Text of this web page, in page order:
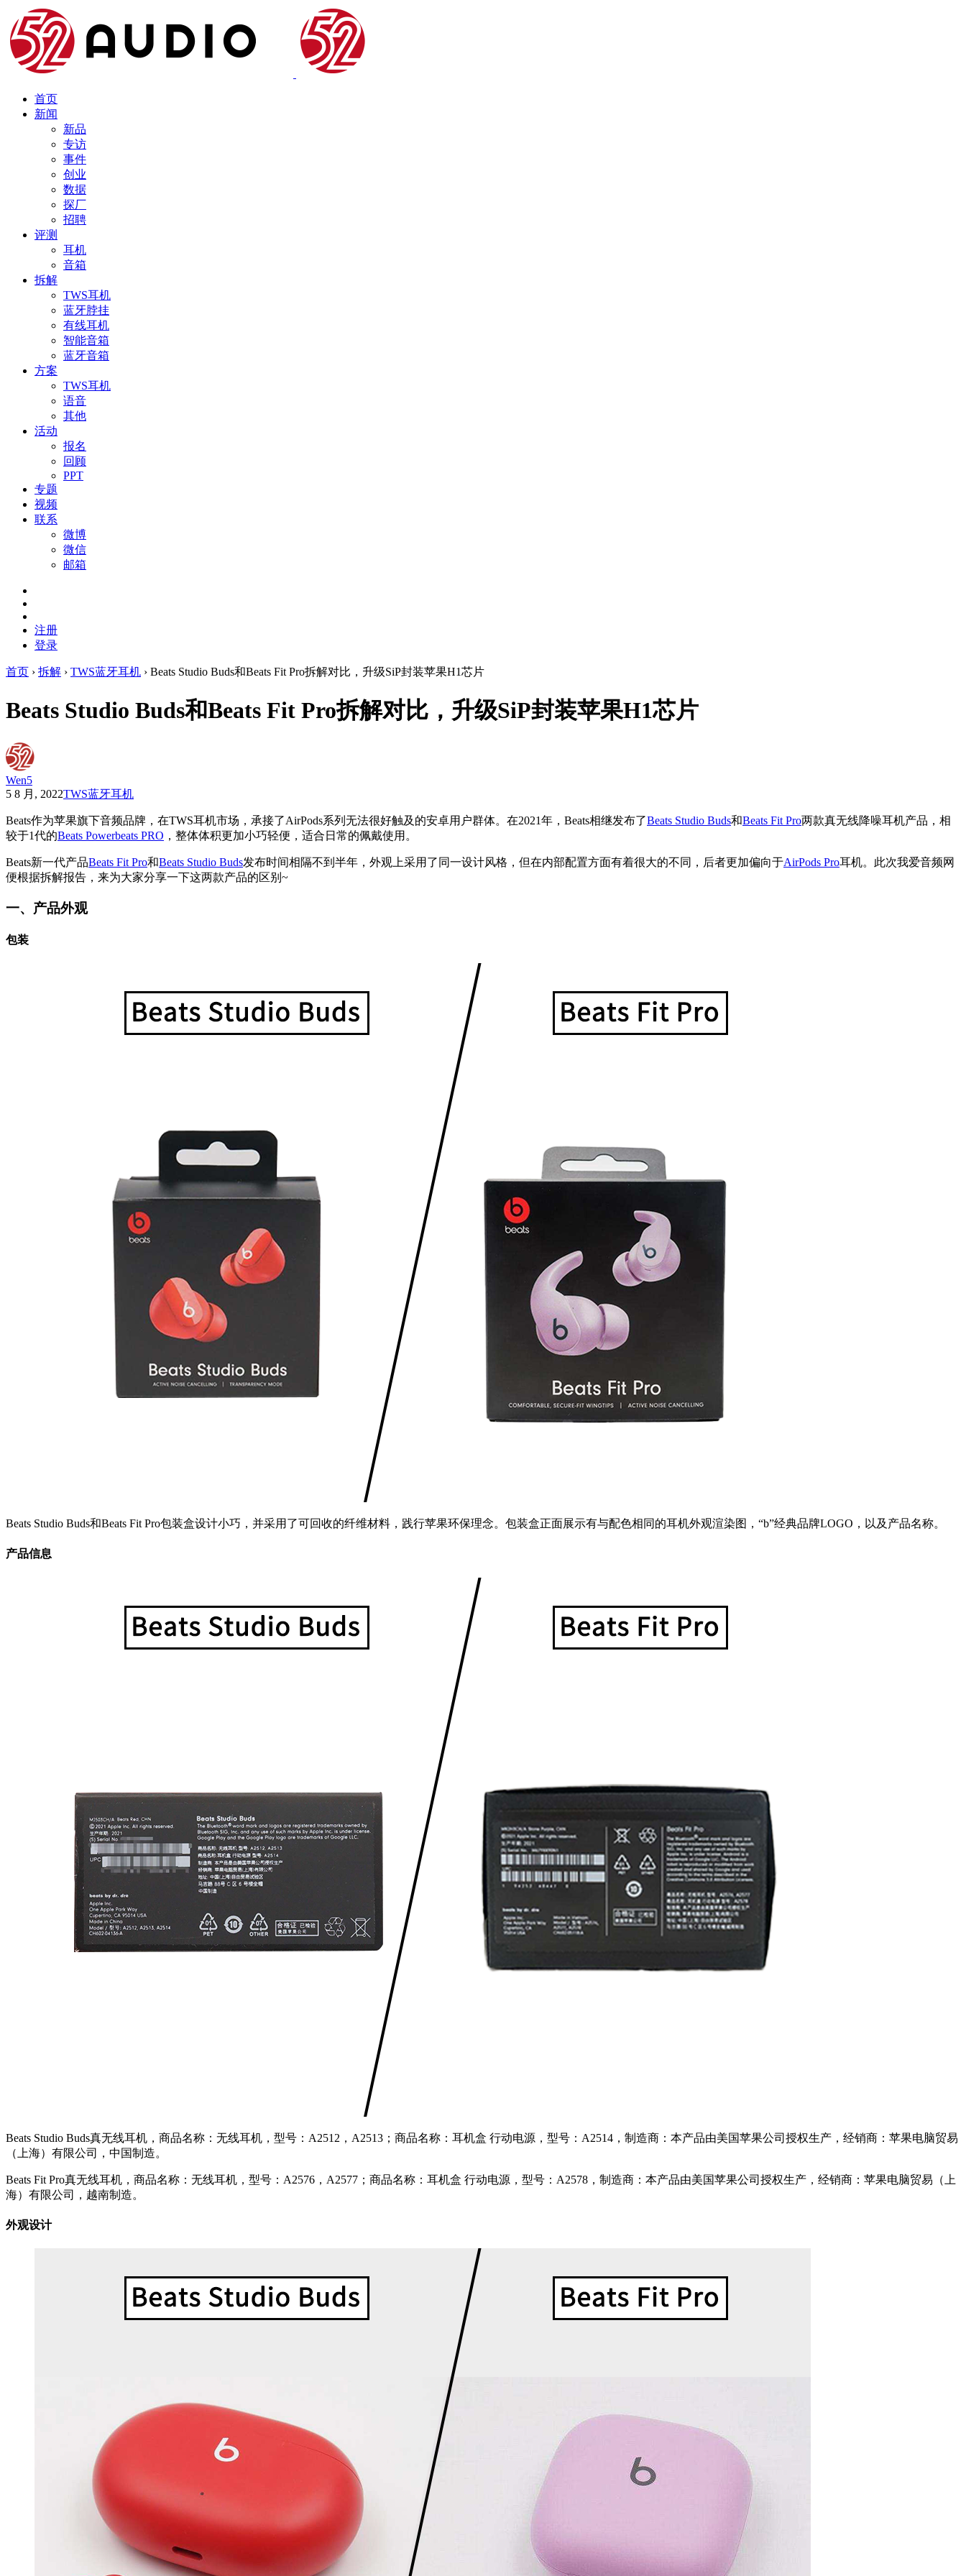
首页
新闻
新品
专访
事件
创业
数据
探厂
招聘
评测
耳机
音箱
拆解
TWS耳机
蓝牙脖挂
有线耳机
智能音箱
蓝牙音箱
方案
TWS耳机
语音
其他
活动
报名
回顾
PPT
专题
视频
联系
微博
微信
邮箱
注册
登录
首页 › 拆解 › TWS蓝牙耳机 › Beats Studio Buds和Beats Fit Pro拆解对比，升级SiP封装苹果H1芯片
Beats Studio Buds和Beats Fit Pro拆解对比，升级SiP封装苹果H1芯片
Wen5
5 8 月, 2022TWS蓝牙耳机
Beats作为苹果旗下音频品牌，在TWS耳机市场，承接了AirPods系列无法很好触及的安卓用户群体。在2021年，Beats相继发布了Beats Studio Buds和Beats Fit Pro两款真无线降噪耳机产品，相
较于1代的Beats Powerbeats PRO ，整体体积更加小巧轻便，适合日常的佩戴使用。
Beats新一代产品Beats Fit Pro和Beats Studio Buds发布时间相隔不到半年，外观上采用了同一设计风格，但在内部配置方面有着很大的不同，后者更加偏向于AirPods Pro耳机。此次我爱音频网
便根据拆解报告，来为大家分享一下这两款产品的区别~
一、产品外观
包装
Beats Studio Buds和Beats Fit Pro包装盒设计小巧，并采用了可回收的纤维材料，践行苹果环保理念。包装盒正面展示有与配色相同的耳机外观渲染图，“b”经典品牌LOGO，以及产品名称。
产品信息
Beats Studio Buds真无线耳机，商品名称：无线耳机，型号：A2512，A2513；商品名称：耳机盒 行动电源，型号：A2514，制造商：本产品由美国苹果公司授权生产，经销商：苹果电脑贸易
（上海）有限公司，中国制造。
Beats Fit Pro真无线耳机，商品名称：无线耳机，型号：A2576，A2577；商品名称：耳机盒 行动电源，型号：A2578，制造商：本产品由美国苹果公司授权生产，经销商：苹果电脑贸易（上
海）有限公司，越南制造。
外观设计